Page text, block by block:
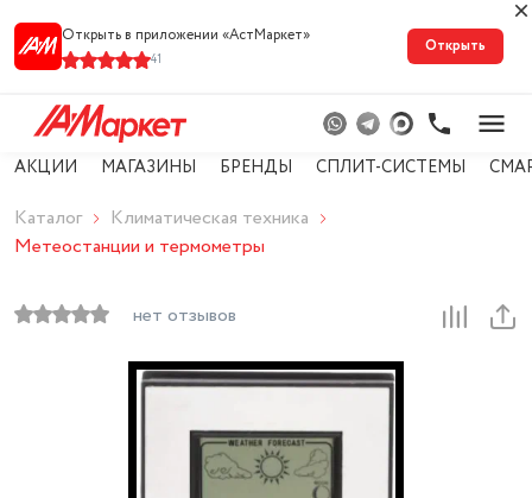
Открыть в приложении «АстМарке‪т‬»
41
Открыть
АКЦИИ МАГАЗИНЫ БРЕНДЫ СПЛИТ-СИСТЕМЫ
Каталог
Климатическая техника
Метеостанции и термометры
нет отзывов